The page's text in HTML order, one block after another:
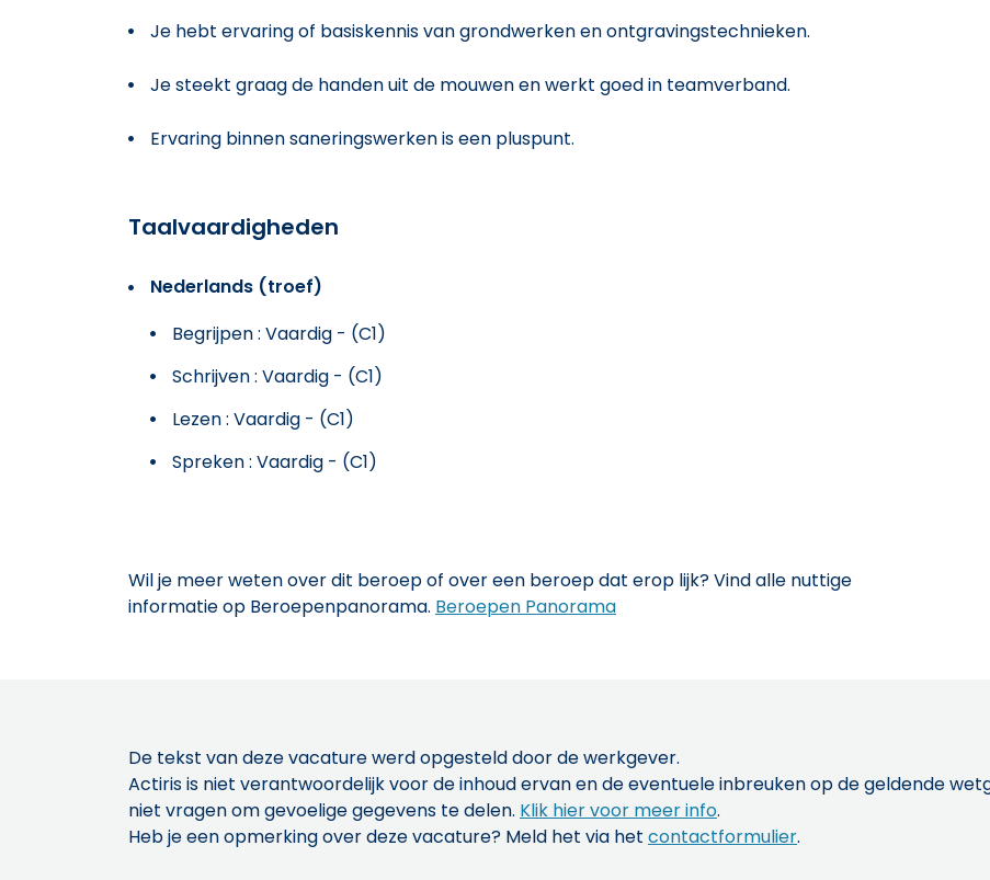
Je hebt ervaring of basiskennis van grondwerken en ontgravingstechnieken.
Je steekt graag de handen uit de mouwen en werkt goed in teamverband.
Ervaring binnen saneringswerken is een pluspunt.
Taalvaardigheden
Nederlands (troef)
Begrijpen : Vaardig - (C1)
Schrijven : Vaardig - (C1)
Lezen : Vaardig - (C1)
Spreken : Vaardig - (C1)
Wil je meer weten over dit beroep of over een beroep dat erop lijk? Vind alle nuttige
informatie op Beroepenpanorama. Beroepen Panorama
De tekst van deze vacature werd opgesteld door de werkgever.
Actiris is niet verantwoordelijk voor de inhoud ervan en de eventuele inbreuken op de geldende
niet vragen om gevoelige gegevens te delen. Klik hier voor meer info.
Heb je een opmerking over deze vacature? Meld het via het contactformulier.